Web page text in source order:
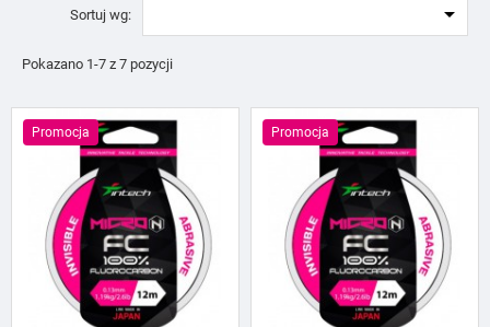
Sortuj wg: 
Pokazano 1-7 z 7 pozycji
Promocja Promocja